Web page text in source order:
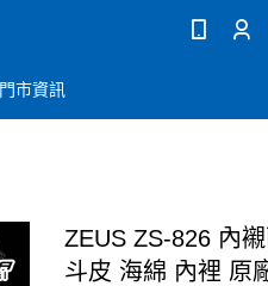
門市資訊
ZEUS ZS-826 內
斗皮 海綿 內裡 原